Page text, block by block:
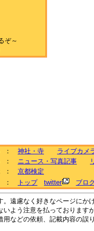
ぞ～
： 神社・寺
ライブカメ
： ニュース・写真記事
： 京都検定
： トップ twitter ブロ
。遠慮なく好きなページに
いよう注意を払っております
用などの依頼、記載内容の誤